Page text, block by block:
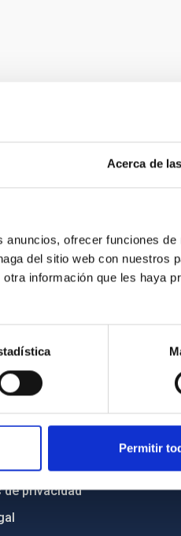
Acerca de
ofrecer funciones de
del sitio web con nuestros
información que les haya
Permitir
IAC
de privacidad